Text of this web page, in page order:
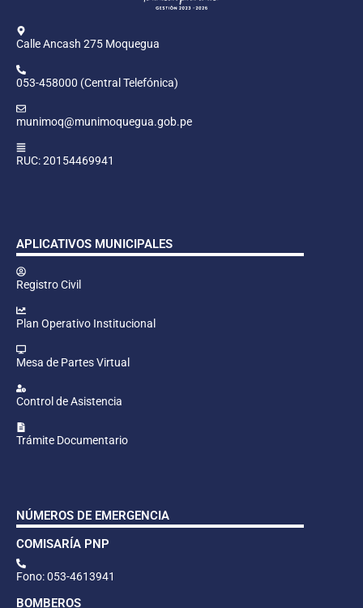
Calle Ancash 275 Moquegua
053-458000 (Central Telefónica)
munimoq@munimoquegua.gob.pe
RUC: 20154469941
APLICATIVOS MUNICIPALES
Registro Civil
Plan Operativo Institucional
Mesa de Partes Virtual
Control de Asistencia
Trámite Documentario
NÚMEROS DE EMERGENCIA
COMISARÍA PNP
Fono: 053-4613941
BOMBEROS